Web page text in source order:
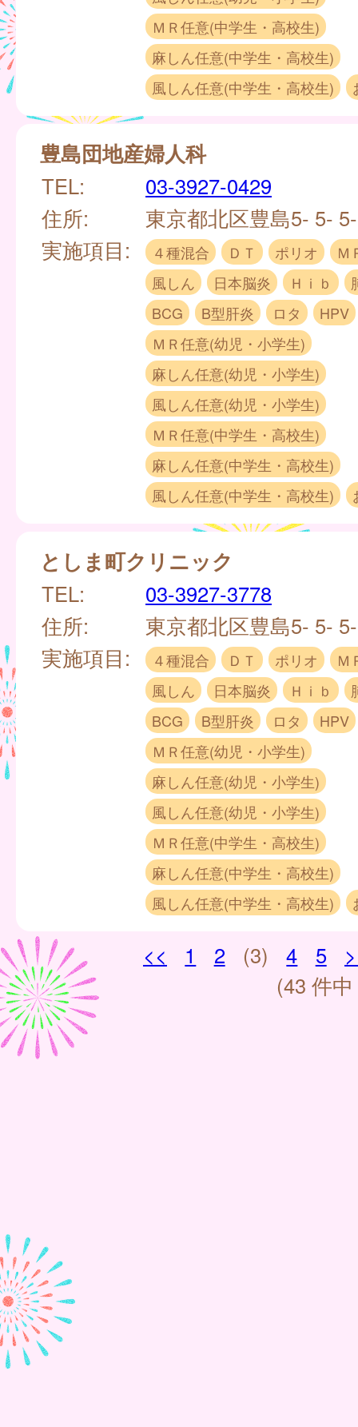
ＭＲ任意(中学生・高校生)
麻しん任意(中学生・高校生)
風しん任意(中学生・高校生)
豊島団地産婦人科
TEL:
03-3927-0429
住所:
東京都北区豊島5- 5-
実施項目:
４種混合 ＤＴ ポリオ
Ｍ
風しん
日本脳炎 Ｈｉｂ
BCG
B型肝炎 ロタ
HPV
ＭＲ任意(幼児・小学生)
麻しん任意(幼児・小学生)
風しん任意(幼児・小学生)
ＭＲ任意(中学生・高校生)
麻しん任意(中学生・高校生)
風しん任意(中学生・高校生)
としま町クリニック
TEL:
03-3927-3778
住所:
東京都北区豊島5- 5-
実施項目:
４種混合 ＤＴ ポリオ
Ｍ
風しん
日本脳炎 Ｈｉｂ
BCG
B型肝炎 ロタ
HPV
ＭＲ任意(幼児・小学生)
麻しん任意(幼児・小学生)
風しん任意(幼児・小学生)
ＭＲ任意(中学生・高校生)
麻しん任意(中学生・高校生)
風しん任意(中学生・高校生)
<< 1 2 (3) 4 5
(43 件